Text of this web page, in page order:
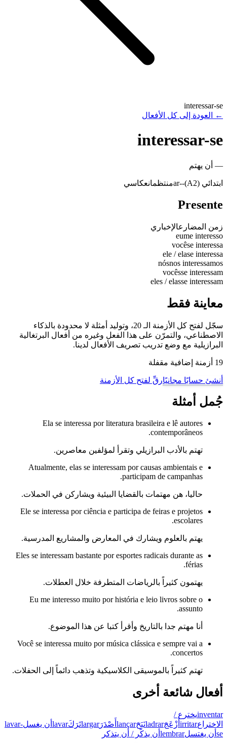
interessar-se
←
العودة إلى كل الأفعال
interessar-se
— أن يهتم
ابتدائي (A2) -
-ar منتظمانعكاسي
Presente
زمن المضارعالإخباري
eume interesso
vocêse interessa
ele / elase interessa
nósnos interessamos
vocêsse interessam
eles / elasse interessam
معاينة فقط
سجّل لفتح كل الأزمنة الـ 20، وتوليد أمثلة لا محدودة بالذكاء
الاصطناعي، والتمرّن على هذا الفعل وغيره من أفعال البرتغالية
البرازيلية مع وضع تدريب تصريف الأفعال لدينا.
19 أزمنة إضافية مقفلة
أنشئ حسابًا مجانيًارقِّ لفتح كل الأزمنة
جُمل أمثلة
Ela se interessa por literatura brasileira e lê autores
contemporâneos.
تهتم بالأدب البرازيلي وتقرأ لمؤلفين معاصرين.
Atualmente, elas se interessam por causas ambientais e
participam de campanhas.
حاليا، هن مهتمات بالقضايا البيئية ويشاركن في الحملات.
Ele se interessa por ciência e participa de feiras e projetos
escolares.
يهتم بالعلوم ويشارك في المعارض والمشاريع المدرسية.
Eles se interessam bastante por esportes radicais durante as
férias.
يهتمون كثيراً بالرياضات المتطرفة خلال العطلات.
Eu me interesso muito por história e leio livros sobre o
assunto.
أنا مهتم جدا بالتاريخ وأقرأ كتبا عن هذا الموضوع.
Você se interessa muito por música clássica e sempre vai a
concertos.
تهتم كثيراً بالموسيقى الكلاسيكية وتذهب دائماً إلى الحفلات.
أفعال شائعة أخرى
inventarيخترع /
الاختراعirritar أَزْعَجَladrarنَبَحَlançar أَصْدَرَlargarتَرَكَlavar أن يغسلlavar-
se أن يغتسلlembrar أن يذكّر / أن يتذكر